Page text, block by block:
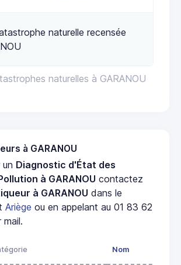
naturelles à GARANOU
naturelle recensée
à GARANOU
Diagnostic d'État des
à GARANOU contactez
à GARANOU dans le
Ariège ou en appelant au 01 83 62
mail.
Nom